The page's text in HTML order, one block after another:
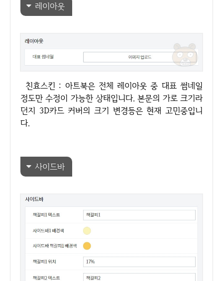
레이아웃
친효스킨 : 아트북은 전체 레이아웃 중 대표 썸네일
정도만 수정이 가능한 상태입니다. 본문의 가로 크기라
던지 3D카드 커버의 크기 변경등은 현재 고민중입니
다.
사이드바